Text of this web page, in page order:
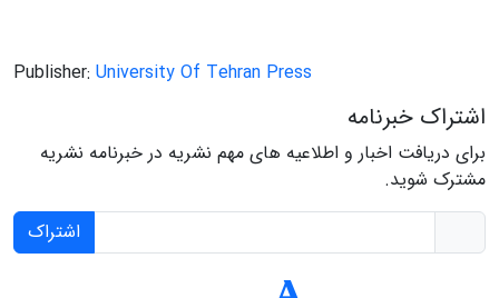
Publisher: University Of Tehran Press
اشتراک خبرنامه
برای دریافت اخبار و اطلاعیه های مهم نشریه در خبرنامه نشریه
مشترک شوید.
اشتراک